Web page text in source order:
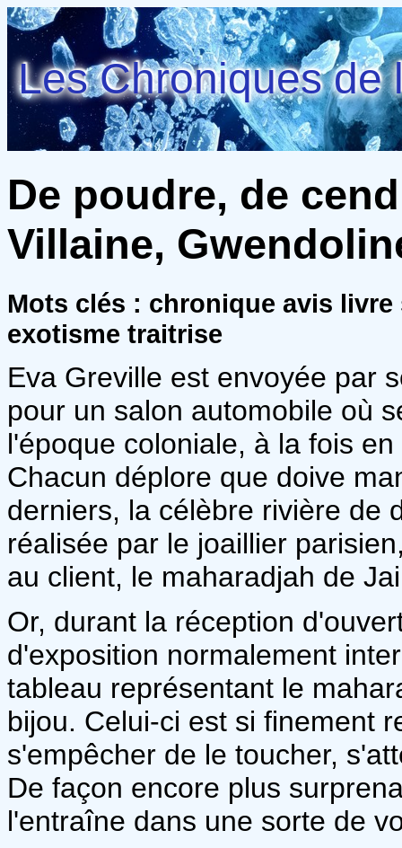
Les Chroniques de
De poudre, de
Villaine,
Mots clés : chronique avis
exotisme traitrise
Eva Greville est envoyée par
pour un salon automobile où
l'époque coloniale, à la fois
Chacun déplore que doive
derniers, la célèbre rivière de
réalisée par le joaillier
au client, le maharadjah de
Or, durant la réception
d'exposition normalement
tableau représentant le
bijou. Celui-ci est si finement
s'empêcher de le toucher,
De façon encore plus
l'entraîne dans une sorte de